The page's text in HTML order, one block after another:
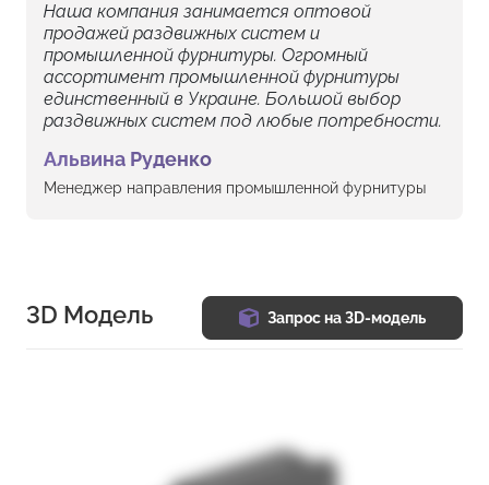
Наша компания занимается оптовой
продажей раздвижных систем и
промышленной фурнитуры. Огромный
ассортимент промышленной фурнитуры
единственный в Украине. Большой выбор
раздвижных систем под любые потребности.
Альвина Руденко
Менеджер направления промышленной фурнитуры
3D Модель Запрос на 3D-модель